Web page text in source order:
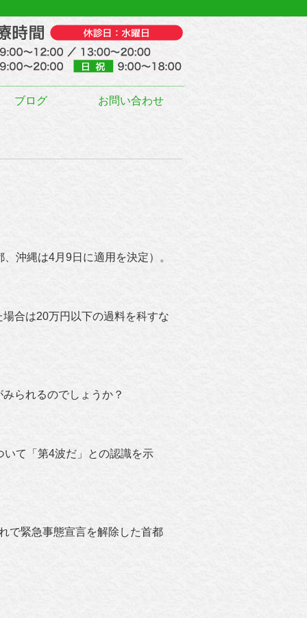
ブログ お問い合わせ
沖縄は4月9日に適用を決定）。
合は20万円以下の過料を科すな
られるのでしょうか？
て「第4波だ」との認識を示
で緊急事態宣言を解除した首都